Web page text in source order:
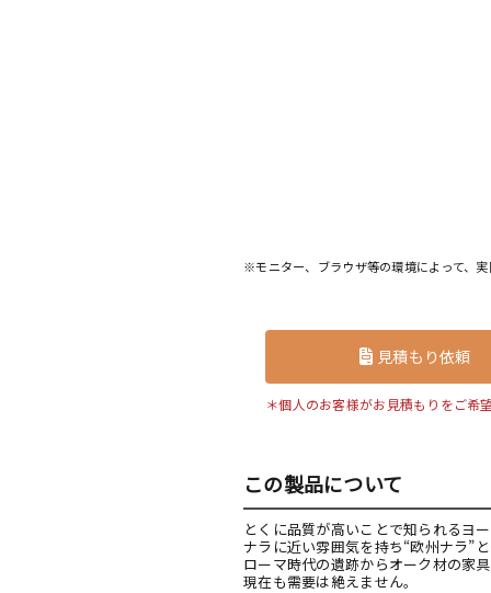
※モニター、ブラウザ等の環境によって、
見積もり依頼
＊個人のお客様がお見積もりをご希
この製品について
とくに品質が高いことで知られるヨ
ナラに近い雰囲気を持ち“欧州ナラ”
ローマ時代の遺跡からオーク材の家
現在も需要は絶えません。